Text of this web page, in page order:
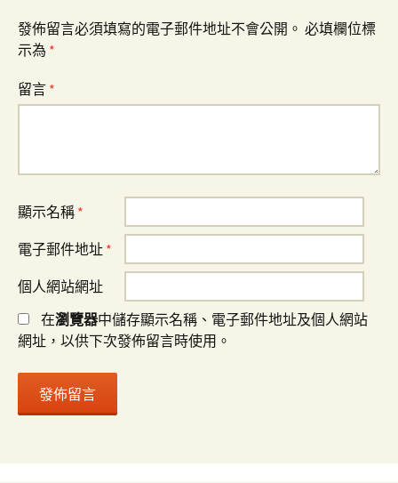
發佈留言必須填寫的電子郵件地址不會公開。 必填欄位標
示為 *
留言 *
顯示名稱 *
電子郵件地址 *
個人網站網址
在瀏覽器中儲存顯示名稱、電子郵件地址及個人網站
網址，以供下次發佈留言時使用。